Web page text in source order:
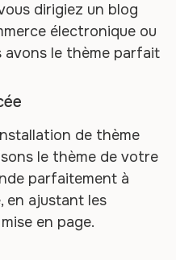
dirigiez un blog
électronique ou
avons le thème parfait
de thème
le thème de votre
parfaitement à
en ajustant les
en page.